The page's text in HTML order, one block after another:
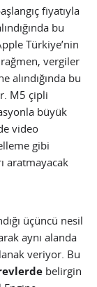
fiyatıyla
bu
Türkiye’nin
rağmen, vergiler
alındığında bu
M5 çipli
büyük
video
gibi
aratmayacak
üçüncü nesil
aynı alanda
veriyor. Bu
belirgin